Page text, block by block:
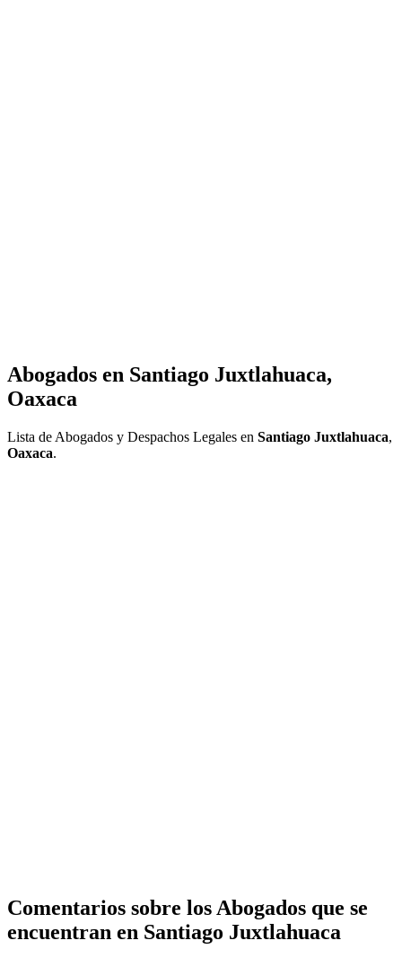
Abogados en Santiago Juxtlahuaca,
Oaxaca
Lista de Abogados y Despachos Legales en Santiago Juxtlahuaca,
Oaxaca.
Comentarios sobre los Abogados que se
encuentran en Santiago Juxtlahuaca